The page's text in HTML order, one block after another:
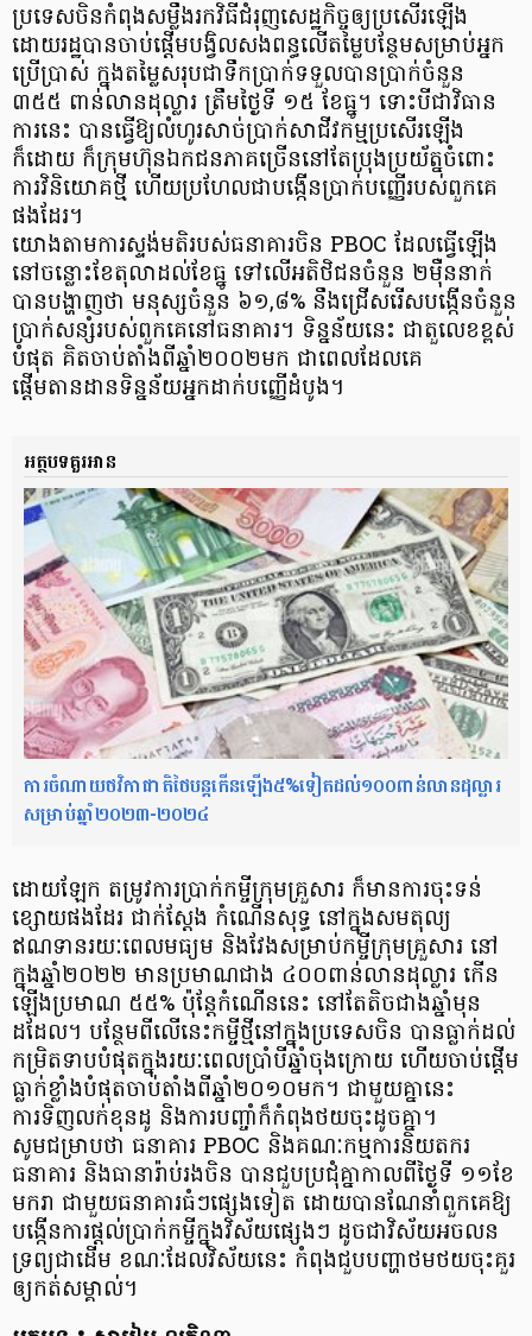
ប្រទេសចិនកំពុងសម្លឹងរកវិធីជំរុញសេដ្ឋកិច្ចឲ្យប្រសើរឡើង
ដោយរដ្ឋបានចាប់ផ្តើមបង្វិលសងពន្ធលើតម្លៃបន្ថែមសម្រាប់អ្នក
ប្រើប្រាស់ ក្នុងតម្លៃសរុបជាទឹកប្រាក់​ទទួលបានប្រាក់ចំនួន
៣៥៥ ពាន់លានដុល្លារ ត្រឹមថ្ងៃទី ១៥ ខែធ្នូ។ ទោះបីជាវិធាន
ការនេះ បានធ្វើឱ្យលំហូរសាច់ប្រាក់​សាជីវកម្មប្រសើរឡើង​
ក៏ដោយ ក៏ក្រុមហ៊ុនឯកជនភាគច្រើន​នៅតែប្រុងប្រយ័ត្ន​ចំពោះ​
ការវិនិយោគថ្មី ហើយប្រហែលជា​បង្កើន​ប្រាក់បញ្ញើ​របស់ពួកគេ​
ផងដែរ។
យោងតាមការស្ទង់មតិរបស់ធនាគារចិន PBOC ដែលធ្វើឡើង
នៅចន្លោះ​ខែតុលា​ដល់ខែធ្នូ ទៅលើអតិថិជនចំនួន ២ម៉ឺននាក់​
បានបង្ហាញថា មនុស្សចំនួន ៦១,៨% នឹងជ្រើសរើស​បង្កើន​ចំនួន​
ប្រាក់សន្សំ​របស់ពួកគេ​នៅ​ធនាគារ។ ទិន្នន័យនេះ ជាតួលេខខ្ពស់
បំផុត គិតចាប់តាំងពី​ឆ្នាំ២០០២មក ជាពេលដែលគេ
ផ្តើមតានដាន​ទិន្នន័យ​អ្នកដាក់បញ្ញើដំបូង។
អត្ថបទគួរអាន
ការចំណាយថវិកាជាតិថៃបន្តកើនឡើង៥%ទៀតដល់១០០ពាន់លានដុល្លារ
សម្រាប់ឆ្នាំ២០២៣-២០២៤
ដោយឡែក តម្រូវការ​ប្រាក់កម្ចី​ក្រុមគ្រួសារ ក៏មានការចុះទន់
ខ្សោយផងដែរ ជាក់ស្ដែង កំណើនសុទ្ធ នៅក្នុង​សមតុល្យ
ឥណទាន​រយៈពេលមធ្យម និងវែង​សម្រាប់​កម្ចី​ក្រុមគ្រួសារ នៅ
ក្នុង​ឆ្នាំ២០២២ មានប្រមាណជាង ៤០០ពាន់លានដុល្លារ កើន
ឡើងប្រមាណ ៥៥% ប៉ុន្ដែ​កំណើននេះ នៅតែតិចជាង​ឆ្នាំមុន
ដដែល។ បន្ថែមពីលើនេះកម្ចីថ្មីនៅក្នុង​ប្រទេសចិន បានធ្លាក់ដល់
កម្រិតទាប​បំផុត​ក្នុងរយៈពេលប្រាំបីឆ្នាំ​ចុងក្រោយ ហើយចាប់ផ្ដើម
ធ្លាក់ខ្លាំងបំផុតចាប់តាំងពីឆ្នាំ២០១០មក។ ជាមួយគ្នានេះ
ការទិញលក់ខុនដូ និងការបញ្ចាំក៏កំពុងថយចុះដូចគ្នា។
សូមជម្រាបថា ធនាគារ PBOC និងគណៈកម្មការនិយតករ
ធនាគារ និងធានារ៉ាប់រងចិន បានជួបប្រជុំគ្នាកាលពីថ្ងៃទី ១១ខែ
មករា ជាមួយធនាគារធំៗផ្សេងទៀត ដោយបានណែនាំពួកគេ​ឱ្យ​
បង្កើនការផ្តល់ប្រាក់កម្ចីក្នុងវិស័យផ្សេងៗ ដូចជាវិស័យអចលន
ទ្រព្យជាដើម ខណៈដែលវិស័យនេះ កំពុង​ជួបបញ្ហា​ថមថយចុះគួរ
ឲ្យកត់សម្គាល់។